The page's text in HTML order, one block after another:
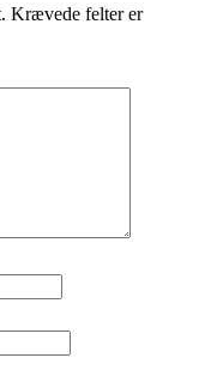
Krævede felter er